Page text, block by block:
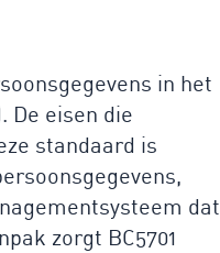
in het
De eisen die
standaard is
dat
zorgt BC5701